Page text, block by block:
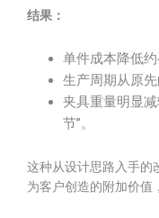
结果：
单件成本降低约
生产周期从原
夹具重量明显
节”。
这种从设计思路入手的
为客户创造的附加价值